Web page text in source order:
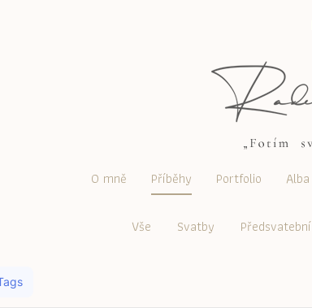
O mně Příběhy Portfolio Alba
Vše Svatby Předsvatební